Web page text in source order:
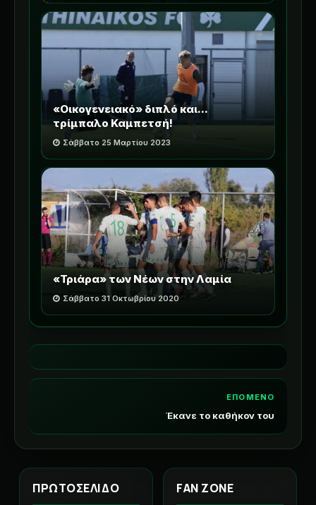
«Οικογενειακό» διπλό και...
τρίμπαλο Καμπετσή!
Σάββατο 25 Μαρτίου 2023
«Τριάρα» των Νέων στην Λαμία
Σάββατο 31 Οκτωβρίου 2020
ΕΠΟΜΕΝΟ
Έκανε το καθήκον του
ΠΡΩΤΟΣΕΛΙΔΟ FAN ZONE